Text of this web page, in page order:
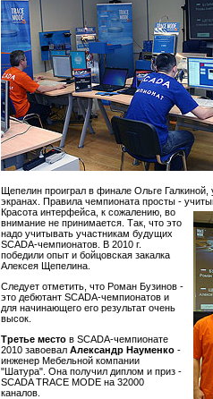
Щепелин проиграл в финале Ольге
экранах. Правила чемпионата просты -
Красота интерфейса, к сожалению, во
внимание не принимается. Так, что это
надо учитывать участникам будущих
SCADA-чемпионатов. В 2010 г.
победили опыт и бойцовская закалка
Алексея Щепелина.
Следует отметить, что Роман Бузинов -
это дебютант SCADA-чемпионатов и
для начинающего его результат очень
высок.
Третье место в SCADA-чемпионате
2010 завоевал Александр Науменко -
инженер Мебельной компании
"Шатура". Она получил диплом и приз -
SCADA TRACE MODE на 32000
каналов.